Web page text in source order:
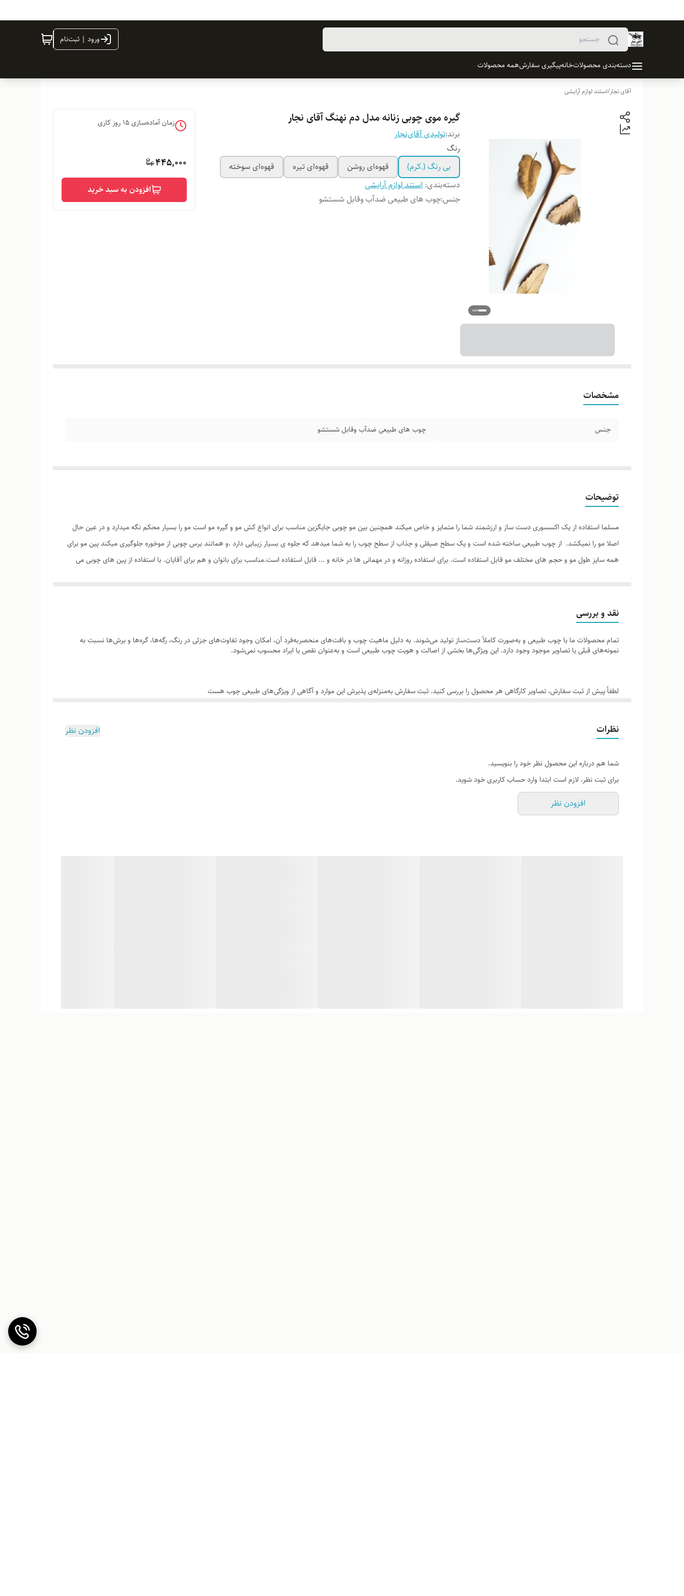
ورود | ثبت‌نام
دسته‌بندی محصولاتخانهپیگیری سفارشهمه محصولات
آقای نجار/استند لوازم آرایشی
گیره موی چوبی زنانه مدل دم نهنگ آقای نجار
برند:تولیدی آقای‌نجار
رنگ
بی رنگ (.کرم)
قهوه‌ای روشن قهوه‌ای تیره
قهوه‌ای سوخته
دسته‌بندی: استند لوازم آرایشی
جنس:چوب‌ های طبیعی ضدآب وقابل شستشو
زمان آماده‌سازی15 روز کاری
445,000
افزودن به سبد خرید
مشخصات
جنس چوب‌ های طبیعی ضدآب وقابل شستشو
توضیحات
مسلما استفاده از یک اکسسوری دست ساز و ارزشمند شما را متمایز و خاص میکند همچنین بین مو چوبی جایگزین مناسب برای انواع کش مو و گیره مو است مو را بسیار محکم نگه میدارد و در عین حال
اصلا مو را نمیکشد. از چوب طبیعی ساخته شده است و یک سطح صیقلی و جذاب از سطح چوب را به شما میدهد که جلوه ی بسیار زیبایی دارد ،و همانند برس چوبی از موخوره جلوگیری میکند پین مو برای
همه سایز طول مو و حجم های مختلف مو قابل استفاده است. برای استفاده روزانه و در مهمانی ها در خانه و ... قابل استفاده است.مناسب برای بانوان و هم برای آقایان. با استفاده از پین های چوبی می
نقد و بررسی
تمام محصولات ما با چوب طبیعی و به‌صورت کاملاً دست‌ساز تولید می‌شوند. به دلیل ماهیت چوب و بافت‌های منحصر‌به‌فرد آن، امکان وجود تفاوت‌های جزئی در رنگ، رگه‌ها، گره‌ها و برش‌ها نسبت به
نمونه‌های قبلی یا تصاویر موجود وجود دارد. این ویژگی‌ها بخشی از اصالت و هویت چوب طبیعی است و به‌عنوان نقص یا ایراد محسوب نمی‌شود.
لطفاً پیش از ثبت سفارش، تصاویر کارگاهی هر محصول را بررسی کنید. ثبت سفارش به‌منزله‌ی پذیرش این موارد و آگاهی از ویژگی‌های طبیعی چوب هست
نظرات افزودن نظر
شما هم درباره این محصول نظر خود را بنویسید.
برای ثبت نظر، لازم است ابتدا وارد حساب کاربری خود شوید.
افزودن نظر